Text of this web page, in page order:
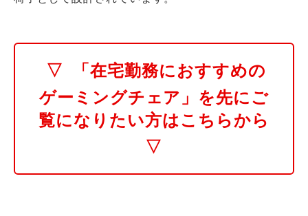
▽
「在宅勤務におすすめの
ゲーミングチェア」を先にご
覧になりたい方はこちらから
▽